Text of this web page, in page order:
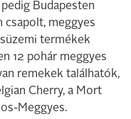
Budapesten
meggyes
termékek
12 pohár meggyes
remekek találhatók,
Cherry, a Mort
Meggyes.